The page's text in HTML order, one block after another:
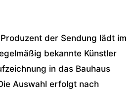
der Sendung lädt im
bekannte Künstler
in das Bauhaus
Auswahl erfolgt nach